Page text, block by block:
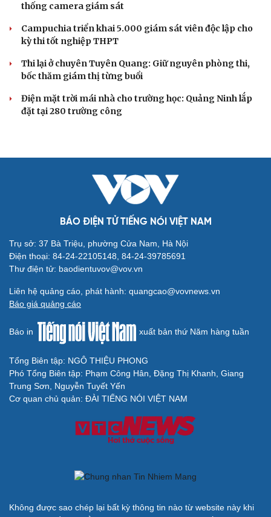
Du lịch
Hạt giống tâm hồn
Cải chính
thống camera giám sát
Campuchia triển khai 5.000 giám sát viên độc lập cho
kỳ thi tốt nghiệp THPT
Thi lại ở chuyên Tuyên Quang: Giữ nguyên phòng thi,
bốc thăm giám thị từng buổi
Điện mặt trời mái nhà cho trường học: Quảng Ninh lắp
đặt tại 280 trường công
BÁO ĐIỆN TỬ TIẾNG NÓI VIỆT NAM
Trụ sở: 37 Bà Triệu, phường Cửa Nam, Hà Nội
Điện thoại: 84-24-22105148, 84-24-39785691
Thư điện tử: baodientuvov@vov.vn
Liên hệ quảng cáo, phát hành: quangcao@vovnews.vn
Báo giá quảng cáo
Báo in xuất bản thứ Năm hàng tuần
Tổng Biên tập: NGÔ THIỆU PHONG
Phó Tổng Biên tập: Phạm Công Hân, Đặng Thị Khanh, Giang
Trung Sơn, Nguyễn Tuyết Yến
Cơ quan chủ quản: ĐÀI TIẾNG NÓI VIỆT NAM
Không được sao chép lại bất kỳ thông tin nào từ website này khi